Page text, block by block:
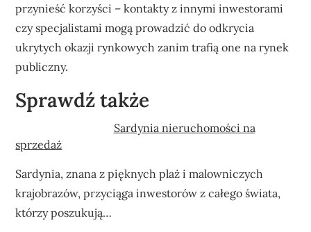
przynieść korzyści – kontakty z innymi inwestorami
czy specjalistami mogą prowadzić do odkrycia
ukrytych okazji rynkowych zanim trafią one na rynek
publiczny.
Sprawdź także
Sardynia nieruchomości na
sprzedaż
Sardynia, znana z pięknych plaż i malowniczych
krajobrazów, przyciąga inwestorów z całego świata,
którzy poszukują…